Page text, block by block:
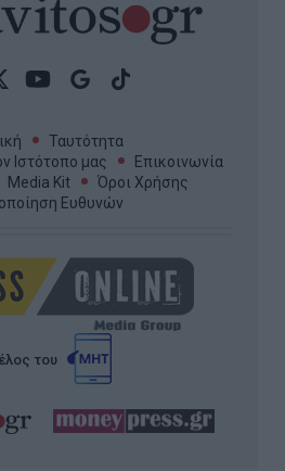
Ταυτότητα
Ιστότοπο μας
Επικοινωνία
Media Kit
Όροι Χρήσης
Ευθυνών
του